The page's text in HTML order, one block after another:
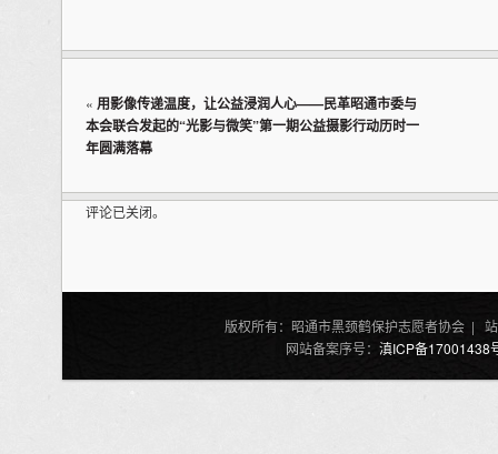
« 用影像传递温度，让公益浸润人心——民革昭通市委与
本会联合发起的“光影与微笑”第一期公益摄影行动历时一
年圆满落幕
评论已关闭。
版权所有：昭通市黑颈鹤保护志愿者协会 |
网站备案序号： 滇ICP备17001438